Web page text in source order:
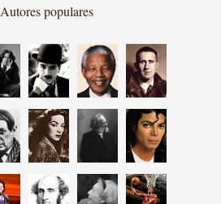
Autores populares